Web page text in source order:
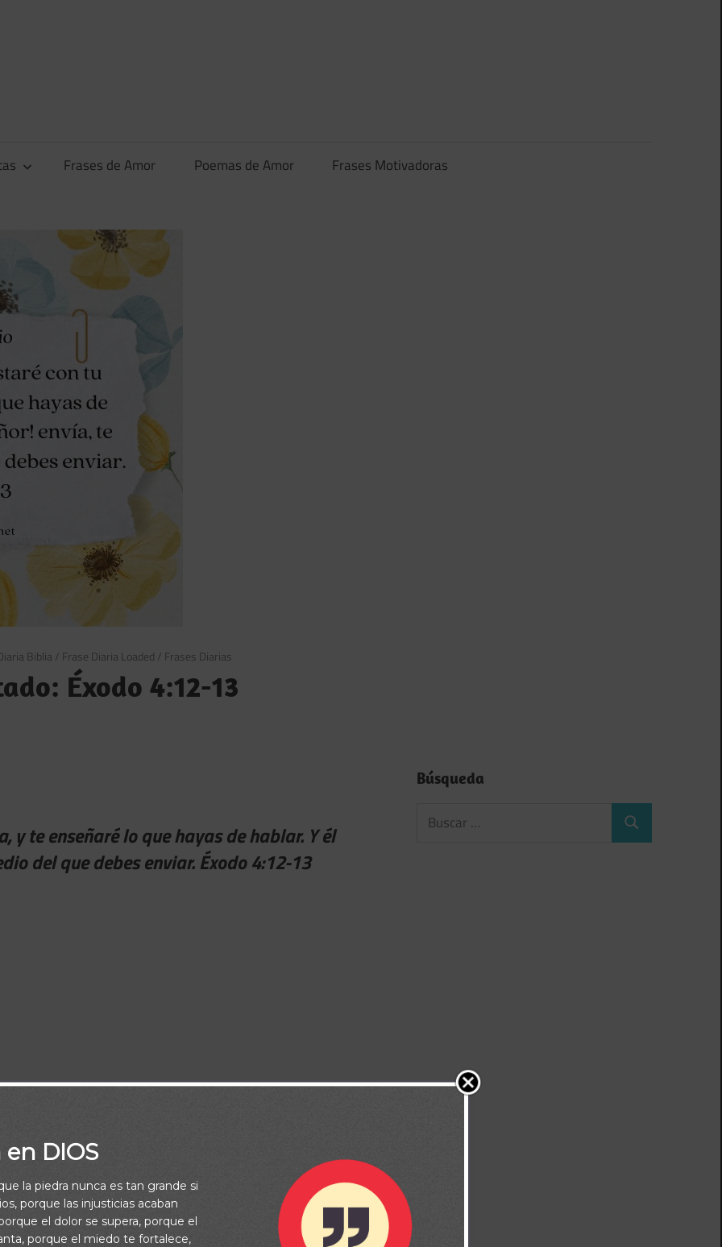
Frases de Amor Poemas de Amor Frases Motivadoras
Biblia / Frase Diaria Loaded / Frases Diarias
Éxodo 4:12-13
y te enseñaré lo que hayas de hablar. Y él
del que debes enviar. Éxodo 4:12-13
indecisos y afectar nuestra capacidad de
cuando luchamos por creer las siguientes
Búsqueda
DIOS
la piedra nunca es tan grande si
porque las injusticias acaban
el dolor se supera, porque el
porque el miedo te fortalece,